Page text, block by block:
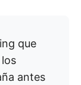
que
antes